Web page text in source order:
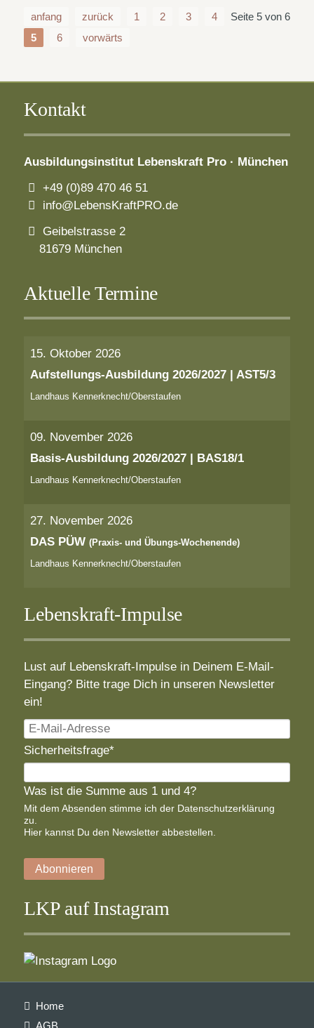
Seite 5 von 6
anfang zurück 1 2 3
4
5
6 vorwärts
Kontakt
Ausbildungsinstitut Lebenskraft Pro · München
+49 (0)89 470 46 51
info@LebensKraftPRO.de
Geibelstrasse 2
81679 München
Aktuelle Termine
15. Oktober 2026
Aufstellungs-Ausbildung 2026/2027 | AST5/3
Landhaus Kennerknecht/Oberstaufen
09. November 2026
Basis-Ausbildung 2026/2027 | BAS18/1
Landhaus Kennerknecht/Oberstaufen
27. November 2026
DAS PÜW(Praxis- und Übungs-Wochenende)
Landhaus Kennerknecht/Oberstaufen
Lebenskraft-Impulse
Lust auf Lebenskraft-Impulse in Deinem E-Mail-
Eingang? Bitte trage Dich in unseren Newsletter
ein!
E-
Mail-
Adresse
Pflichtfeld
Sicherheitsfrage*
Was ist die Summe aus 1 und 4?
Mit dem Absenden stimme ich der Datenschutzerklärung
zu.
Hier kannst Du den Newsletter abbestellen.
Abonnieren
LKP auf Instagram
Navigation
Home